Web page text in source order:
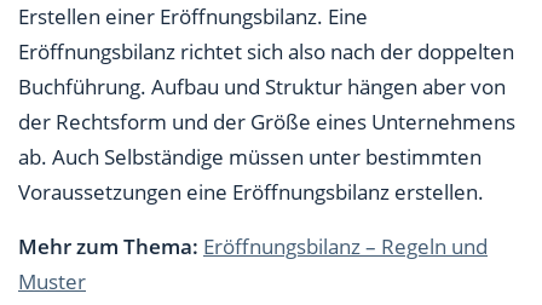
Erstellen einer Eröffnungsbilanz. Eine
Eröffnungsbilanz richtet sich also nach der doppelten
Buchführung. Aufbau und Struktur hängen aber von
der Rechtsform und der Größe eines Unternehmens
ab. Auch Selbständige müssen unter bestimmten
Voraussetzungen eine Eröffnungsbilanz erstellen.
Mehr zum Thema: Eröffnungsbilanz – Regeln und
Muster